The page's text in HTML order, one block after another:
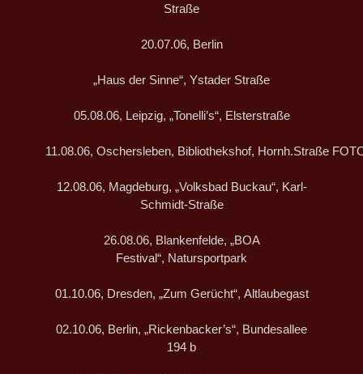
Straße
20.07.06, Berlin
„Haus der Sinne“, Ystader Straße
05.08.06, Leipzig, „Tonelli’s“, Elsterstraße
11.08.06, Oschersleben, Bibliothekshof, Hornh.Straße
12.08.06, Magdeburg, „Volksbad Buckau“, Karl-
Schmidt-Straße
26.08.06, Blankenfelde, „BOA
Festival“, Natursportpark
01.10.06, Dresden, „Zum Gerücht“, Altlaubegast
02.10.06, Berlin, „Rickenbacker’s“, Bundesallee
194 b